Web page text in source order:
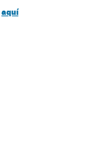
aquí